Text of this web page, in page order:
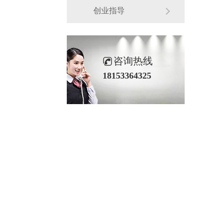
创业指导
咨询热线
18153364325